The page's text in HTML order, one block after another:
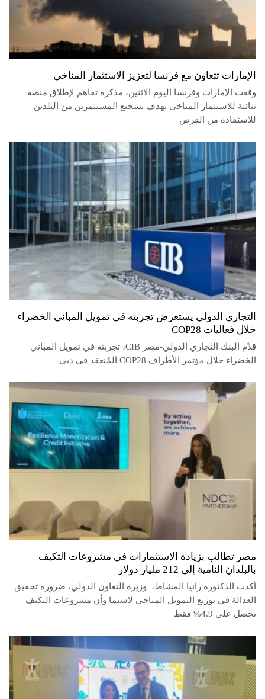
الإمارات تتعاون مع فرنسا لتعزيز الاستثمار المناخي
وقعت الإمارات وفرنسا اليوم الاثنين، مذكرة تفاهم لإطلاق منصة
ثنائية للاستثمار المناخي بهدف تشجيع المستثمرين من البلدين
للاستفادة من الفرص
التجاري الدولي يستعرض تجربته في تمويل المباني الخضراء
خلال فعاليات COP28
قدّم البنك التجاري الدولي-مصر CIB، تجربته في تمويل المباني
الخضراء خلال مؤتمر الأطراف COP28 المُنعقد في دبي
مصر تطالب بزيادة الاستثمارات في مشروعات التكيف
بالبلدان النامية إلى 212 مليار دولار
أكدت الدكتورة رانيا المشاط، وزيرة التعاون الدولي، ضرورة تحقيق
العدالة في توزيع التمويل المناخي لاسيما وأن مشروعات التكيف
تحصل على 4.9% فقط